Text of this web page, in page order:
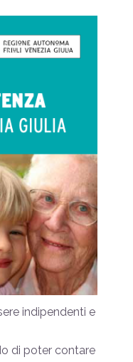
indipendenti e
di poter contare